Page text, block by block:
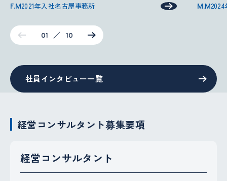
F.M2021年入社名古屋事務所 M.M
01 10
社員インタビュー一覧
経営コンサルタント募集要項
経営コンサルタント